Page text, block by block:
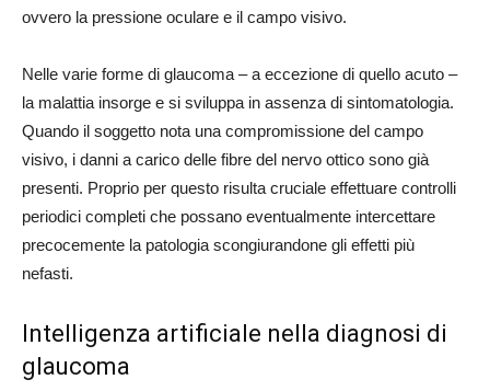
ovvero la pressione oculare e il campo visivo.
Nelle varie forme di glaucoma – a eccezione di quello acuto –
la malattia insorge e si sviluppa in assenza di sintomatologia.
Quando il soggetto nota una compromissione del campo
visivo, i danni a carico delle fibre del nervo ottico sono già
presenti. Proprio per questo risulta cruciale effettuare controlli
periodici completi che possano eventualmente intercettare
precocemente la patologia scongiurandone gli effetti più
nefasti.
Intelligenza artificiale nella diagnosi di
glaucoma